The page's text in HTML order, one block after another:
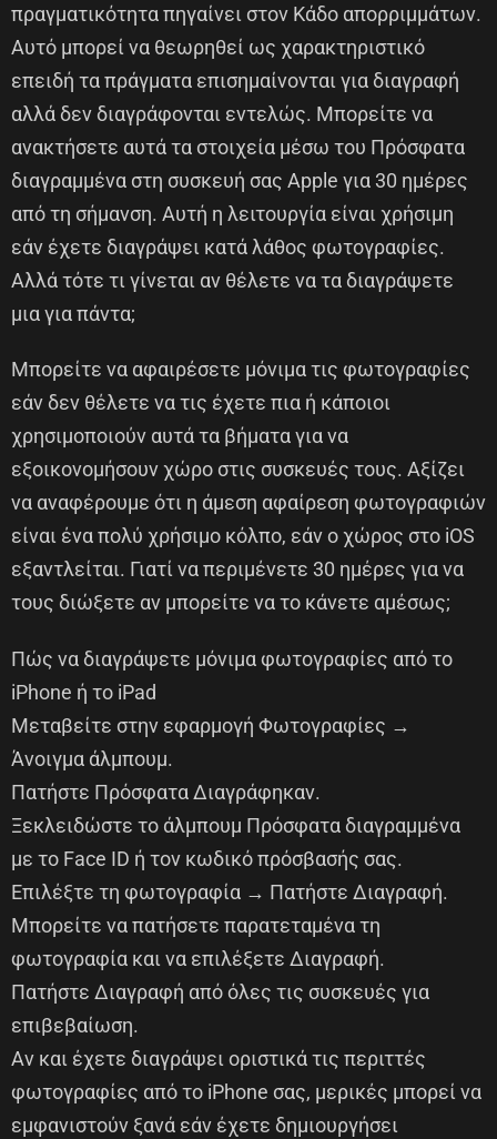
πραγματικότητα πηγαίνει στον Κάδο απορριμμάτων.
Αυτό μπορεί να θεωρηθεί ως χαρακτηριστικό
επειδή τα πράγματα επισημαίνονται για διαγραφή
αλλά δεν διαγράφονται εντελώς. Μπορείτε να
ανακτήσετε αυτά τα στοιχεία μέσω του Πρόσφατα
διαγραμμένα στη συσκευή σας Apple για 30 ημέρες
από τη σήμανση. Αυτή η λειτουργία είναι χρήσιμη
εάν έχετε διαγράψει κατά λάθος φωτογραφίες.
Αλλά τότε τι γίνεται αν θέλετε να τα διαγράψετε
μια για πάντα;
Μπορείτε να αφαιρέσετε μόνιμα τις φωτογραφίες
εάν δεν θέλετε να τις έχετε πια ή κάποιοι
χρησιμοποιούν αυτά τα βήματα για να
εξοικονομήσουν χώρο στις συσκευές τους. Αξίζει
να αναφέρουμε ότι η άμεση αφαίρεση φωτογραφιών
είναι ένα πολύ χρήσιμο κόλπο, εάν ο χώρος στο iOS
εξαντλείται. Γιατί να περιμένετε 30 ημέρες για να
τους διώξετε αν μπορείτε να το κάνετε αμέσως;
Πώς να διαγράψετε μόνιμα φωτογραφίες από το
iPhone ή το iPad
Μεταβείτε στην εφαρμογή Φωτογραφίες →
Άνοιγμα άλμπουμ.
Πατήστε Πρόσφατα Διαγράφηκαν.
Ξεκλειδώστε το άλμπουμ Πρόσφατα διαγραμμένα
με το Face ID ή τον κωδικό πρόσβασής σας.
Επιλέξτε τη φωτογραφία → Πατήστε Διαγραφή.
Μπορείτε να πατήσετε παρατεταμένα τη
φωτογραφία και να επιλέξετε Διαγραφή.
Πατήστε Διαγραφή από όλες τις συσκευές για
επιβεβαίωση.
Αν και έχετε διαγράψει οριστικά τις περιττές
φωτογραφίες από το iPhone σας, μερικές μπορεί να
εμφανιστούν ξανά εάν έχετε δημιουργήσει